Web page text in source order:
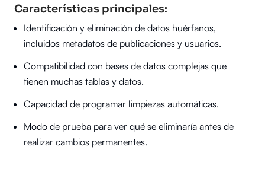
Características principales:
Identificación y eliminación de datos huérfanos,
incluidos metadatos de publicaciones y usuarios.
Compatibilidad con bases de datos complejas que
tienen muchas tablas y datos.
Capacidad de programar limpiezas automáticas.
Modo de prueba para ver qué se eliminaría antes de
realizar cambios permanentes.